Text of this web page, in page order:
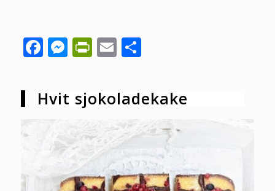
Facebook
Messenger
PrintFriendly
EmailShare
Hvit sjokoladekake